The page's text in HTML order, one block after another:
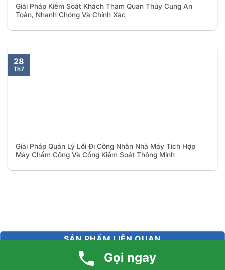
Giải Pháp Kiểm Soát Khách Tham Quan Thủy Cung An
Toàn, Nhanh Chóng Và Chính Xác
Giải Pháp Quản Lý Lối Đi Công Nhân Nhà Máy Tích Hợp
Máy Chấm Công Và Cổng Kiểm Soát Thông Minh
28
Th7
SẢN PHẨM LIÊN QUAN
Máy chấm công vân tay Hikvision SH-
Gọi ngay